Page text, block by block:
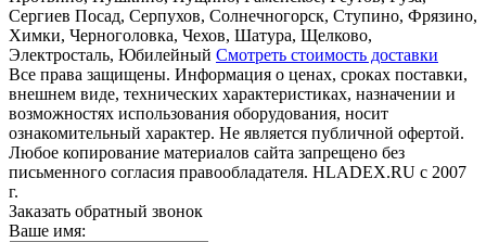
Сергиев Посад, Серпухов, Солнечногорск, Ступино, Фрязино,
Химки, Черноголовка, Чехов, Шатура, Щелково,
Электросталь, Юбилейный Смотреть стоимость доставки
Все права защищены. Информация о ценах, сроках поставки,
внешнем виде, технических характеристиках, назначении и
возможностях использования оборудования, носит
ознакомительный характер. Не является публичной офертой.
Любое копирование материалов сайта запрещено без
письменного согласия правообладателя. HLADEX.RU c 2007
г.
Заказать обратный звонок
Ваше имя: